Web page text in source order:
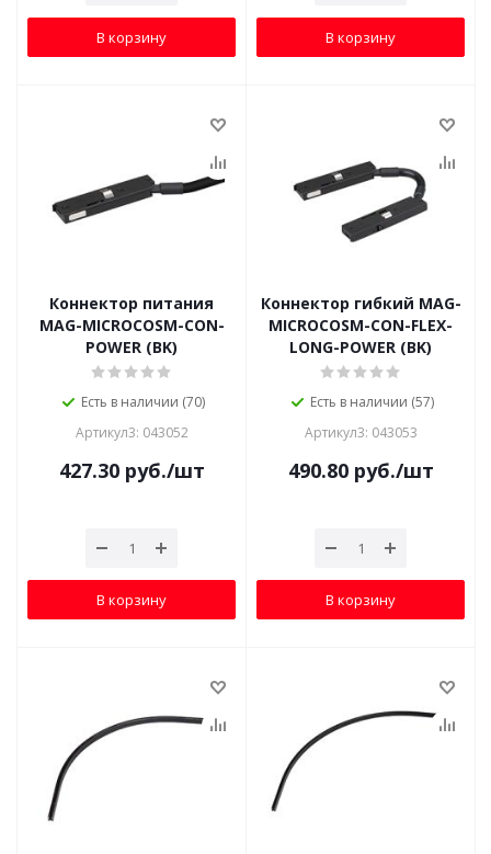
В корзину В корзину
Коннектор питания
MAG-MICROCOSM-CON-
POWER (BK)
Есть в наличии (70)
Артикул3: 043052
427.30руб./шт
В корзину
Коннектор гибкий MAG-
MICROCOSM-CON-FLEX-
LONG-POWER (BK)
Есть в наличии (57)
Артикул3: 043053
490.80руб./шт
В корзину